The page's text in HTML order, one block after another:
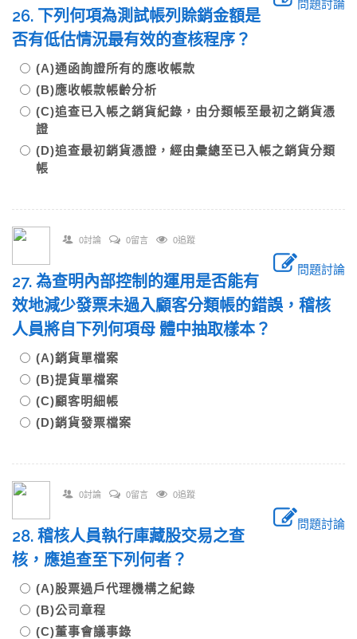
問題討論
26. 下列何項為測試帳列賒銷金額是
否有低估情況最有效的查核程序？
(A)通函詢證所有的應收帳款
(B)應收帳款帳齡分析
(C)追查已入帳之銷貨紀錄，由分類帳至最初之銷貨憑
證
(D)追查最初銷貨憑證，經由彙總至已入帳之銷貨分類
帳
0討論 0留言 0追蹤
問題討論
27. 為查明內部控制的運用是否能有
效地減少發票未過入顧客分類帳的錯誤，稽核
人員將自下列何項母 體中抽取樣本？
(A)銷貨單檔案
(B)提貨單檔案
(C)顧客明細帳
(D)銷貨發票檔案
0討論 0留言 0追蹤
問題討論
28. 稽核人員執行庫藏股交易之查
核，應追查至下列何者？
(A)股票過戶代理機構之紀錄
(B)公司章程
(C)董事會議事錄